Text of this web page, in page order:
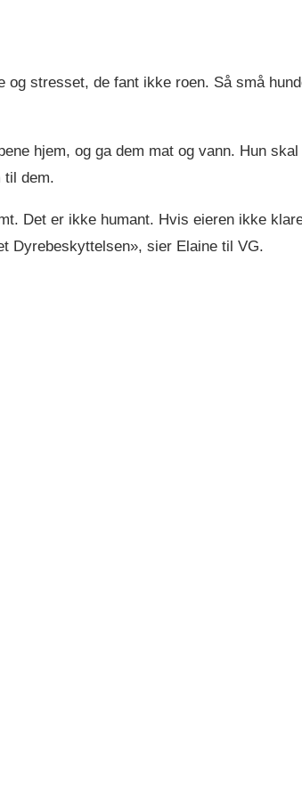
og stresset, de fant ikke roen. Så små
hjem, og ga dem mat og vann. Hun
til dem.
Det er ikke humant. Hvis eieren ikke
Dyrebeskyttelsen», sier Elaine til VG.